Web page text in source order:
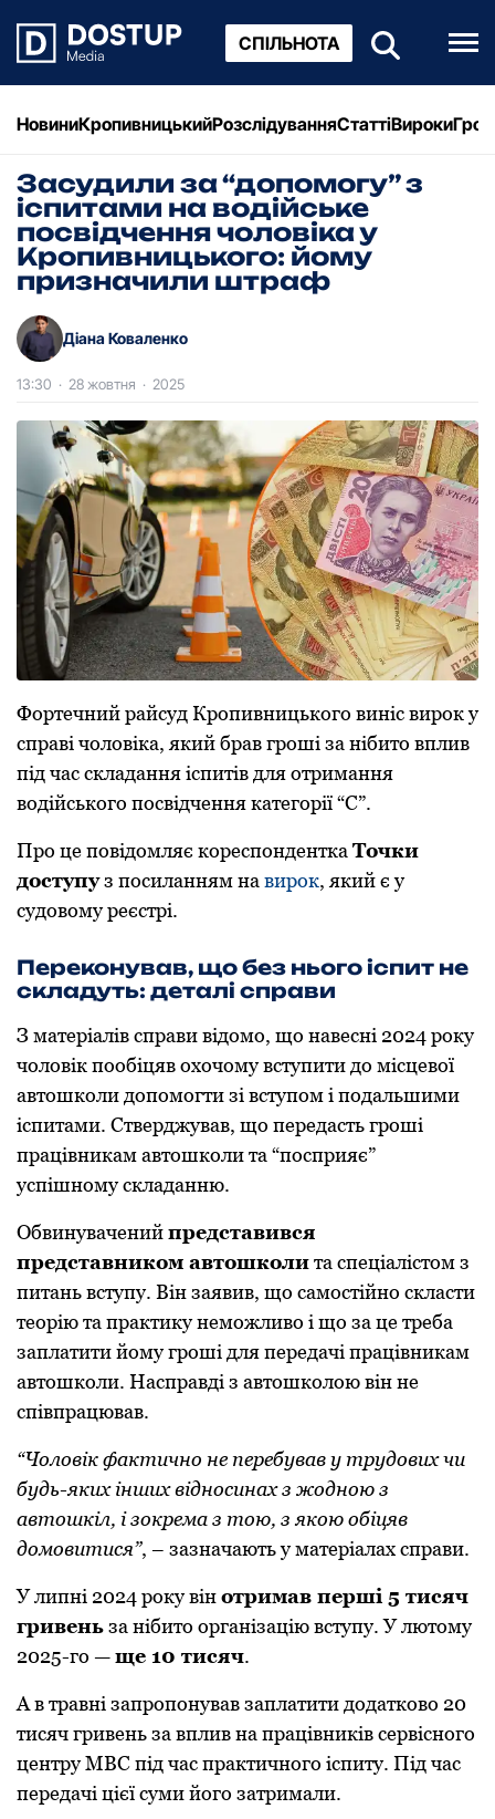
СПІЛЬНОТА
НовиниКропивницькийРозслідуванняСтаттіВироки
Засудили за “допомогу” з
іспитами на водійське
посвідчення чоловіка у
Кропивницького: йому
призначили штраф
Діана Коваленко
13:30 · 28 жовтня · 2025
Фортечний райсуд Кропивницького виніс вирок у
справі чоловіка, який брав гроші за нібито вплив
під час складання іспитів для отримання
водійського посвідчення категорії “С”.
Про це повідомляє кореспондентка Точки
доступуз посиланням на вирок, який є у
судовому реєстрі.
Переконував, що без нього іспит не
складуть: деталі справи
З матеріалів справи відомо, що навесні 2024 року
чоловік пообіцяв охочому вступити до місцевої
автошколи допомогти зі вступом і подальшими
іспитами. Стверджував, що передасть гроші
працівникам автошколи та “посприяє”
успішному складанню.
Обвинуваченийпредставився
представником автошколита спеціалістом з
питань вступу. Він заявив, що самостійно скласти
теорію та практику неможливо і що за це треба
заплатити йому гроші для передачі працівникам
автошколи. Насправді з автошколою він не
співпрацював.
“Чоловік фактично не перебував у трудових чи
будь-яких інших відносинах з жодною з
автошкіл, і зокрема з тою, з якою обіцяв
домовитися”, – зазначають у матеріалах справи.
У липні 2024 року вінотримав перші 5 тисяч
гривеньза нібито організацію вступу. У лютому
2025-го —ще 10 тисяч.
А в травні запропонував заплатити додатково 20
тисяч гривень за вплив на працівників сервісного
центру МВС під час практичного іспиту. Під час
передачі цієї суми його затримали.